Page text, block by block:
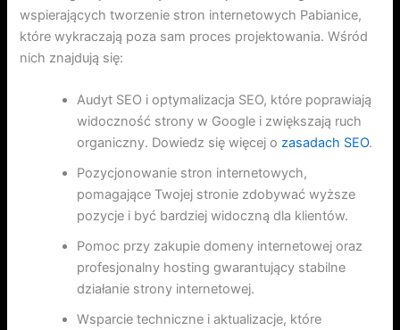
wspierających tworzenie stron internetowych Pabianice,
które wykraczają poza sam proces projektowania. Wśród
nich znajdują się:
Audyt SEO i optymalizacja SEO, które poprawiają
widoczność strony w Google i zwiększają ruch
organiczny. Dowiedz się więcej ozasadach SEO.
Pozycjonowanie stron internetowych,
pomagające Twojej stronie zdobywać wyższe
pozycje i być bardziej widoczną dla klientów.
Pomoc przy zakupie domeny internetowej oraz
profesjonalny hosting gwarantujący stabilne
działanie strony internetowej.
Wsparcie techniczne i aktualizacje, które